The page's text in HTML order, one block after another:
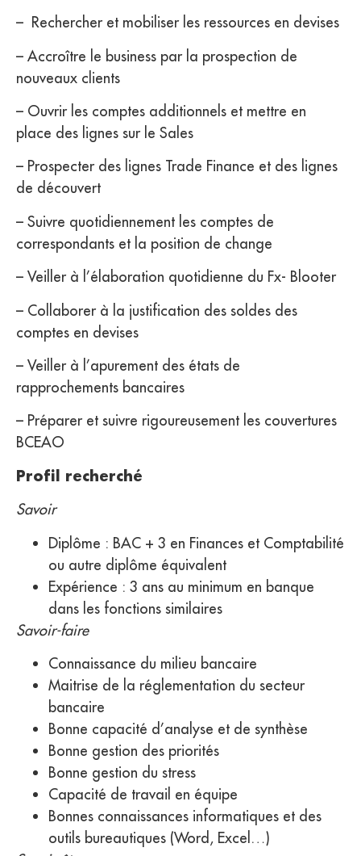
– Rechercher et mobiliser les ressources en devises
– Accroître le business par la prospection de
nouveaux clients
– Ouvrir les comptes additionnels et mettre en
place des lignes sur le Sales
– Prospecter des lignes Trade Finance et des lignes
de découvert
– Suivre quotidiennement les comptes de
correspondants et la position de change
– Veiller à l’élaboration quotidienne du Fx- Blooter
– Collaborer à la justification des soldes des
comptes en devises
– Veiller à l’apurement des états de
rapprochements bancaires
– Préparer et suivre rigoureusement les couvertures
BCEAO
Profil recherché
Savoir
Diplôme : BAC + 3 en Finances et Comptabilité
ou autre diplôme équivalent
Expérience : 3 ans au minimum en banque
dans les fonctions similaires
Savoir-faire
Connaissance du milieu bancaire
Maitrise de la réglementation du secteur
bancaire
Bonne capacité d’analyse et de synthèse
Bonne gestion des priorités
Bonne gestion du stress
Capacité de travail en équipe
Bonnes connaissances informatiques et des
outils bureautiques (Word, Excel…)